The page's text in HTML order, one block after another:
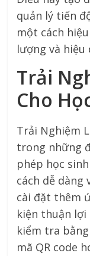
quản lý tiến
một cách
lượng và
Trải
Cho
Trải Nghiệm
trong những
phép học
cách dễ dàng
cài đặt thêm
kiện thuận lợi
kiểm tra
mã QR code